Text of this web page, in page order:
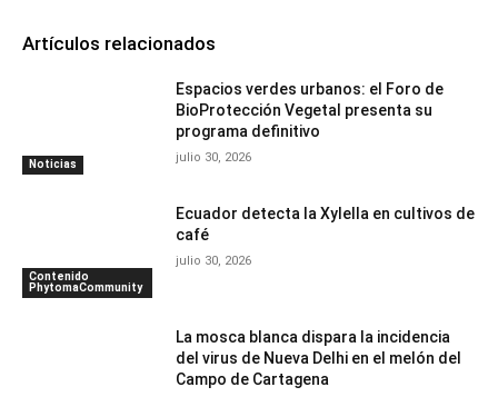
Artículos relacionados
Noticias
Espacios verdes urbanos: el Foro de
BioProtección Vegetal presenta su
programa definitivo
julio 30, 2026
Contenido
PhytomaCommunity
Ecuador detecta la Xylella en cultivos de
café
julio 30, 2026
La mosca blanca dispara la incidencia
del virus de Nueva Delhi en el melón del
Campo de Cartagena